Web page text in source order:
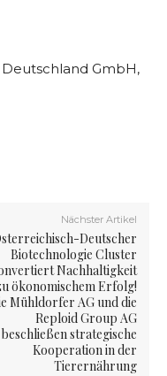
GmbH,
Nächster Artikel
Deutscher
Biotechnologie Cluster
Nachhaltigkeit
ökonomischem Erfolg!
Mühldorfer AG und die
Reploid Group AG
beschließen strategische
Kooperation in der
Tierernährung